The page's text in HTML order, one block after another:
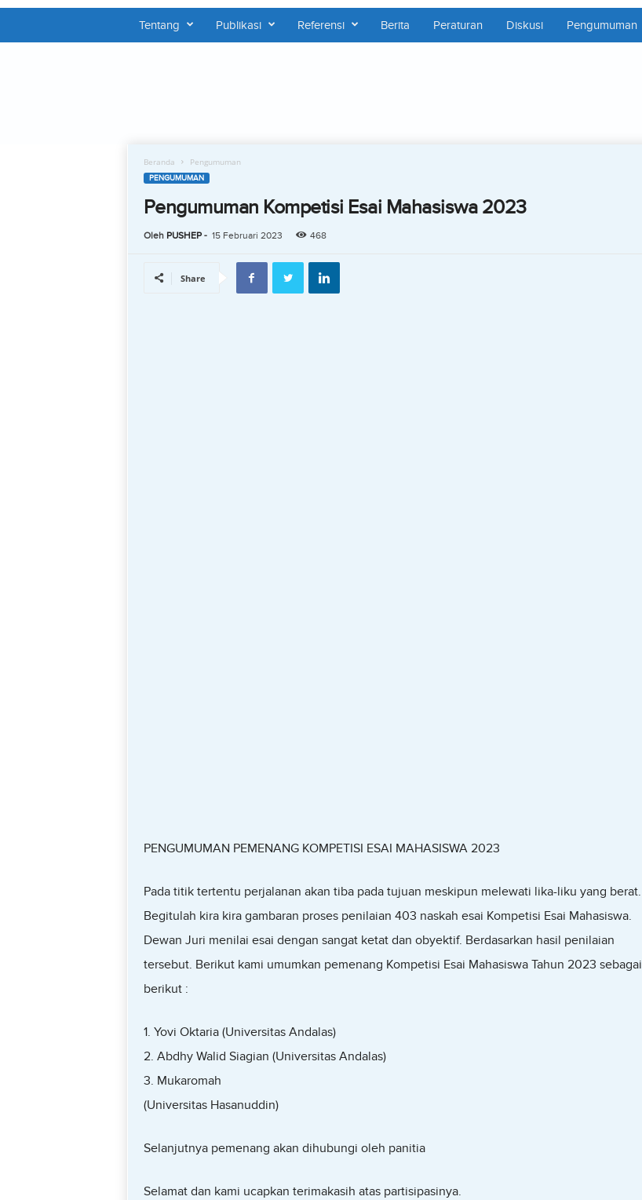
Tentang Publikasi Referensi Berita Peraturan Diskusi Pengumuman
Beranda Pengumuman
PENGUMUMAN
Pengumuman Kompetisi Esai Mahasiswa 2023
Oleh PUSHEP- 15 Februari 2023 468
Share
PENGUMUMAN PEMENANG KOMPETISI ESAI MAHASISWA 2023
Pada titik tertentu perjalanan akan tiba pada tujuan meskipun melewati lika-liku yang berat.
Begitulah kira kira gambaran proses penilaian 403 naskah esai Kompetisi Esai Mahasiswa.
Dewan Juri menilai esai dengan sangat ketat dan obyektif. Berdasarkan hasil penilaian
tersebut. Berikut kami umumkan pemenang Kompetisi Esai Mahasiswa Tahun 2023 sebagai
berikut :
1. Yovi Oktaria (Universitas Andalas)
2. Abdhy Walid Siagian (Universitas Andalas)
3. Mukaromah
(Universitas Hasanuddin)
Selanjutnya pemenang akan dihubungi oleh panitia
Selamat dan kami ucapkan terimakasih atas partisipasinya.